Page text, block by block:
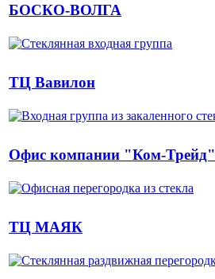
БОСКО-ВОЛГА
ТЦ Вавилон
Офис компании "Ком-Трейд"
ТЦ МАЯК